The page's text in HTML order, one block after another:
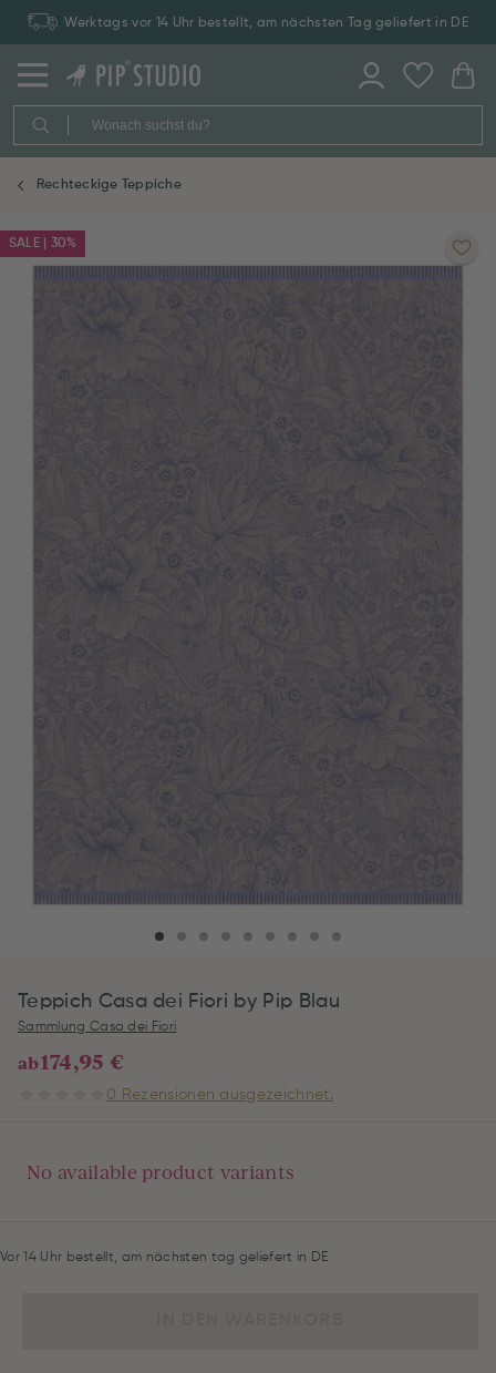
Werktags vor 14 Uhr bestellt, am nächsten Tag geliefert in DE
Rechteckige Teppiche
SALE | 30%
Teppich Casa dei Fiori by Pip Blau
Sammlung Casa dei Fiori
ab174,95 €
0 Rezensionen ausgezeichnet.
No available product variants
Vor 14 Uhr bestellt, am nächsten tag geliefert in DE